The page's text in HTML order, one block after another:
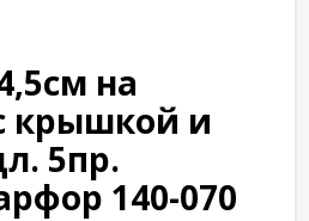
на
крышкой и
5пр.
140-070